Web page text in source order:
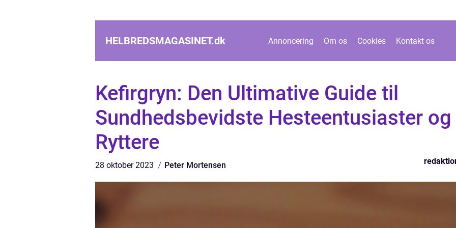
HELBREDSMAGASINET.dk Annoncering Om os Cookies Kontakt os
Kefirgryn: Den Ultimative Guide til
Sundhedsbevidste Hesteentusiaster og
Ryttere
28 oktober 2023 Peter Mortensen